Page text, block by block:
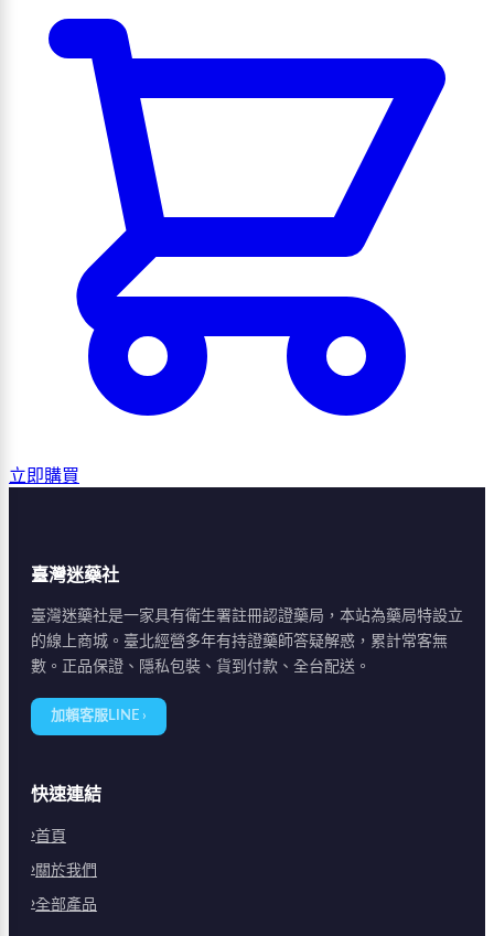
立即購買
臺灣迷藥社
臺灣迷藥社是一家具有衛生署註冊認證藥局，本站為藥局特設立
的線上商城。臺北經營多年有持證藥師答疑解惑，累計常客無
數。正品保證、隱私包裝、貨到付款、全台配送。
加賴客服LINE ›
快速連結
首頁
關於我們
全部產品